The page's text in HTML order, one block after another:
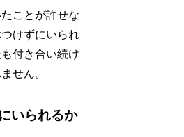
ことが許せな
けずにいられ
付き合い続け
せん。
いられるか